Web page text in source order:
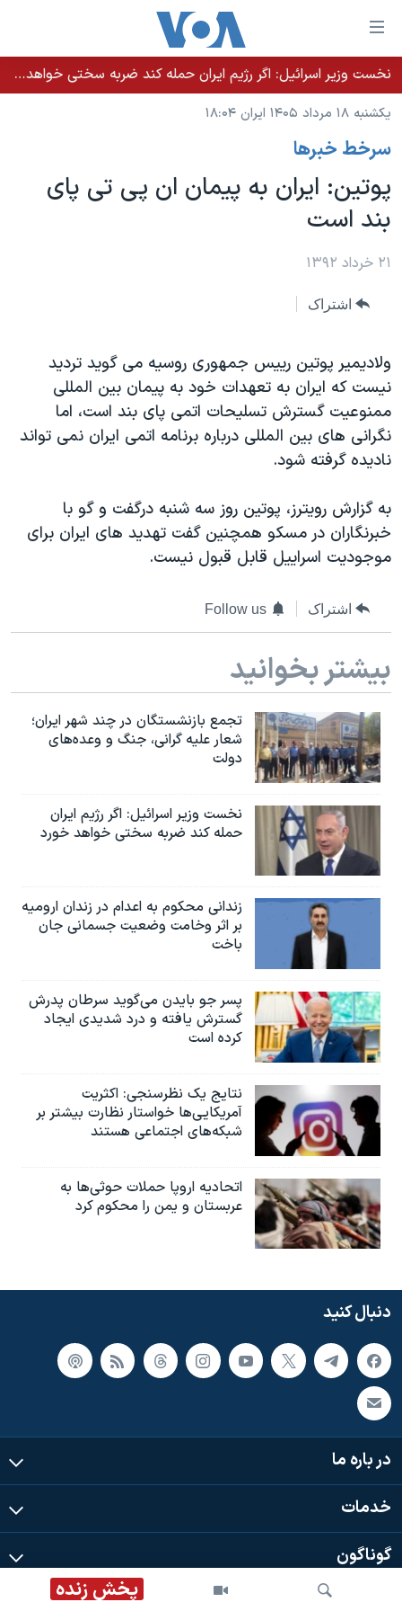
لینکهای
قابل
دسترسی
جهش
محتوای
اصلی
جهش
به
صفحه
جهش
جستجو
خانه
نسخه سبک وب‌سایت
موضوع ها
ایران
آمریکا
جهان
ویژه برنامه‌ها
ویدیوها
فرهنگ و زندگی
حقوق شهروندی
علم و فناوری
اسرائیل در جنگ
آرشیو پخش زنده
برنامه های تلویزیونی
جدول برنامه ها
صفحه‌های ویژه
بایگانی برنامه‌های تلویزیونی
مستندها
انتخابات ریاست جمهوری آمریکا ۲۰۲۴
رمز مهسا
ورزش زنان در ایران
مجموعه مستندهای دادخواهی
دادگاه حمید نوری
چهل سال گروگان‌گیری
قانون شفافیت دارائی کادر رهبری ایران
اعتراضات مردمی آبان ۹۸
اسرائیل در جنگ
نرگس محمدی برنده جایزه نوبل صلح
همایش محافظه‌کاران آمریکا «سی‌پک»
صفحه‌های ویژه
سفر پرزیدنت ترامپ به چین
فرکانس‌های صدای آمریکا
یادگیری زبان انگلیسی
دنبال کنید
زبانهای مختلف
پخش زنده
نخست وزیر اسرائيل: اگر رژیم ایران حمله کند ضربه سختی خواهد خورد
یکشنبه ۱۸ مرداد ۱۴۰۵ ایران ۱۸:۰۴
سرخط خبرها
پوتین: ایران به پیمان ان پی تی پای
بند است
۲۱ خرداد ۱۳۹۲
اشتراک
ولادیمیر پوتین رییس جمهوری روسیه می گوید تردید
نیست که ایران به تعهدات خود به پیمان بین المللی
ممنوعیت گسترش تسلیحات اتمی پای بند است، اما
نگرانی های بین المللی درباره برنامه اتمی ایران نمی تواند
نادیده گرفته شود.
به گزارش رویترز، پوتین روز سه شنبه درگفت و گو با
خبرنگاران در مسکو همچنین گفت تهدید های ایران برای
موجودیت اسراییل قابل قبول نیست.
اشتراک Follow us
بیشتر بخوانید
تجمع بازنشستگان در چند شهر ایران؛
شعار علیه گرانی، جنگ و وعده‌های
دولت
نخست وزیر اسرائيل: اگر رژیم ایران
حمله کند ضربه سختی خواهد خورد
زندانی محکوم به اعدام در زندان ارومیه
بر اثر وخامت وضعیت جسمانی جان
باخت
پسر جو بایدن می‌گوید سرطان پدرش
گسترش یافته و درد شدیدی ایجاد
کرده است
نتایج یک نظرسنجی: اکثریت
آمریکایی‌ها خواستار نظارت بیشتر بر
شبکه‌های اجتماعی هستند
اتحادیه اروپا حملات حوثی‌ها به
عربستان و یمن را محکوم کرد
دنبال کنید
در باره ما
خدمات
گوناگون